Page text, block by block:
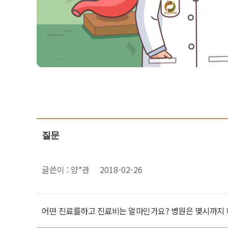
질문
글쓴이 : 양*관 2018-02-26
어떤 진료를하고 진료비는 얼마인가요? 병원은 몇시까지